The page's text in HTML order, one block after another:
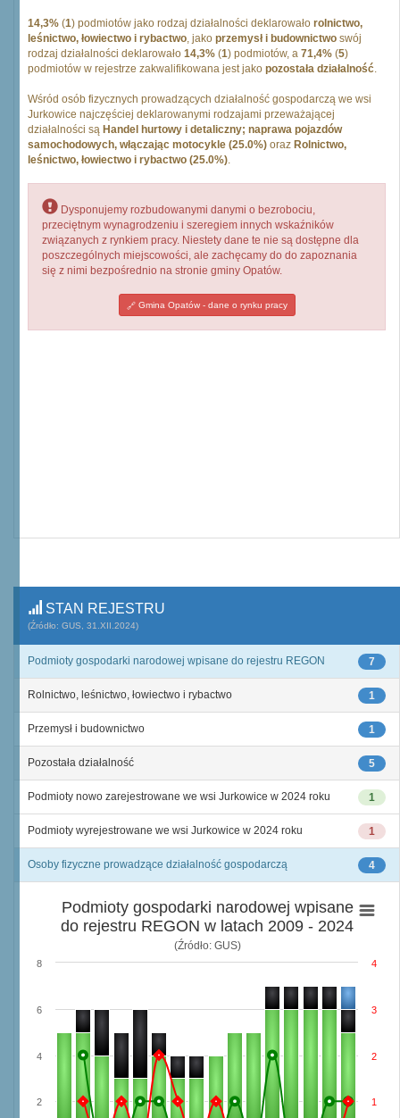
14,3% (1) podmiotów jako rodzaj działalności deklarowało rolnictwo,
leśnictwo, łowiectwo i rybactwo, jako przemysł i budownictwo swój
rodzaj działalności deklarowało 14,3% (1) podmiotów, a 71,4% (5)
podmiotów w rejestrze zakwalifikowana jest jako pozostała działalność.
Wśród osób fizycznych prowadzących działalność gospodarczą we wsi
Jurkowice najczęściej deklarowanymi rodzajami przeważającej
działalności są Handel hurtowy i detaliczny; naprawa pojazdów
samochodowych, włączając motocykle (25.0%) oraz Rolnictwo,
leśnictwo, łowiectwo i rybactwo (25.0%).
Dysponujemy rozbudowanymi danymi o bezrobociu,
przeciętnym wynagrodzeniu i szeregiem innych wskaźników
związanych z rynkiem pracy. Niestety dane te nie są dostępne dla
poszczególnych miejscowości, ale zachęcamy do do zapoznania
się z nimi bezpośrednio na stronie gminy Opatów.
Gmina Opatów - dane o rynku pracy
STAN REJESTRU
(Źródło: GUS, 31.XII.2024)
7
Podmioty gospodarki narodowej wpisane do rejestru REGON
1
Rolnictwo, leśnictwo, łowiectwo i rybactwo
1
Przemysł i budownictwo
5
Pozostała działalność
1
Podmioty nowo zarejestrowane we wsi Jurkowice w 2024 roku
1
Podmioty wyrejestrowane we wsi Jurkowice w 2024 roku
4
Osoby fizyczne prowadzące działalność gospodarczą
Podmioty gospodarki narodowej wpisane
do rejestru REGON w latach 2009 - 2024
(Źródło: GUS)
2
4
6
8
1
2
3
4